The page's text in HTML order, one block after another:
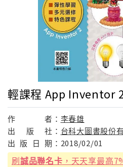
輕課程 App Inventor
作 者： 李春雄
出
版 社： 台科大圖書股份
出 版 日 期： 2018/02/01
刷誠品聯名卡 ，天天享最高